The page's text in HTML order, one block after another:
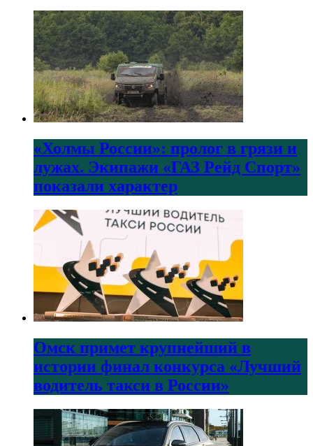
«Холмы России»: пролог в грязи и
лужах. Экипажи «ГАЗ Рейд Спорт»
показали характер
Омск примет крупнейший в
истории финал конкурса «Лучший
водитель такси в России»